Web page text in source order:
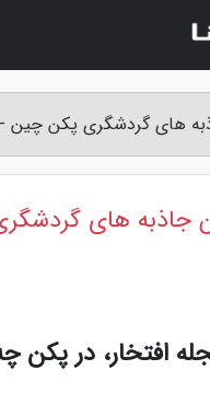
های گردشگری پکن چین -
جاذبه های
افتخار، در پکن